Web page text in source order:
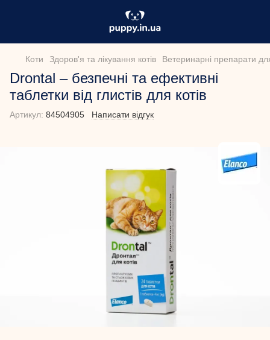
Коти Здоров'я та лікування котів Ветеринарні препарати
Drontal – безпечні та ефективні
таблетки від глистів для котів
Артикул: 84504905 Написати відгук